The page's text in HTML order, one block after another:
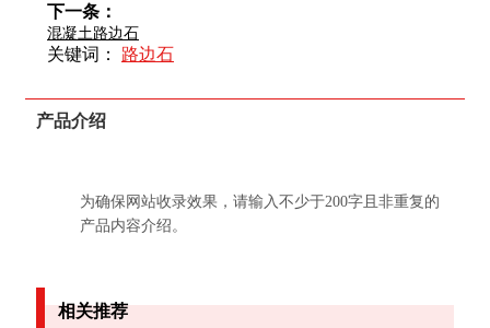
下一条：
混凝土路边石
关键词： 路边石
产品介绍
为确保网站收录效果，请输入不少于200字且非重复的
产品内容介绍。
相关推荐